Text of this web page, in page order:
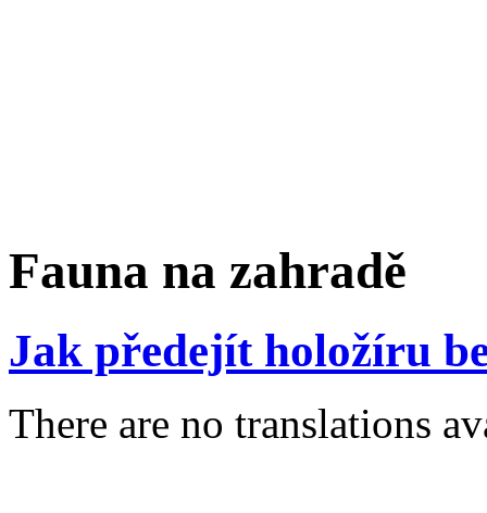
Fauna na zahradě
Jak předejít holožíru
There are no translations